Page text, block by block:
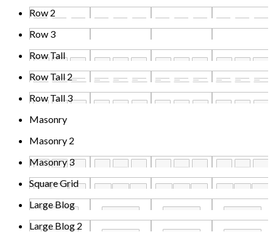
Row 2
Row 3
Row Tall
Row Tall 2
Row Tall 3
Masonry
Masonry 2
Masonry 3
Square Grid
Large Blog
Large Blog 2